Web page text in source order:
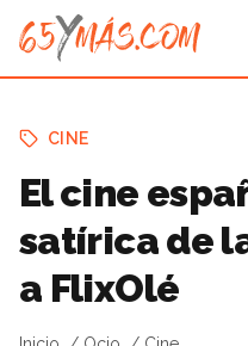
CINE
El cine
satírica de
a FlixOlé